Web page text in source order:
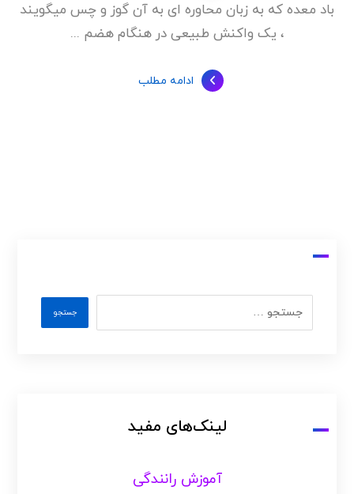
باد معده که به زبان محاوره ای به آن گوز و چس میگویند
، یک واکنش طبیعی در هنگام هضم ...
ادامه مطلب
لینک‌های مفید
آموزش رانندگی